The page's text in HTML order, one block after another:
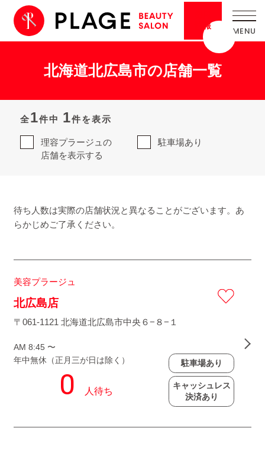
情報
北海道北広島市の店舗一覧
全1件中 1件を表示
理容プラージュの
店舗を表示する
駐車場あり
待ち人数は実際の店舗状況と異なることがございます。あ
らかじめご了承ください。
美容プラージュ
北広島店
〒061-1121 北海道北広島市中央６−８−１
AM 8:45 〜
年中無休（正月三が日は除く）
駐車場あり
キャッシュレス
決済あり